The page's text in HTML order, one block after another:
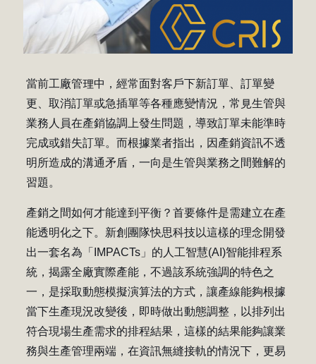
當前工廠管理中，經常面對客戶下新訂單、訂單變
更、取消訂單或急插單等各種應變情況，常見生管與
業務人員在產銷協調上發生問題，導致訂單未能準時
完成或錯失訂單。而根據業者指出，因產銷資訊不透
明所造成的溝通矛盾，一向是生管與業務之間難解的
習題。
產銷之間如何才能達到平衡？首要條件是需建立在產
能透明化之下。新創團隊快思科技以這樣的理念開發
出一套名為「IMPACTs」的人工智慧(AI)智能排程系
統，揭露全廠實際產能，不過該系統強調的特色之
一，是採取動態模擬演算法的方式，讓產線能夠根據
當下生產現況改變後，即時做出動態調整，以排列出
符合現場生產需求的排程結果，這樣的結果能夠讓業
務與生產管理兩端，在資訊無縫接軌的情況下，更易